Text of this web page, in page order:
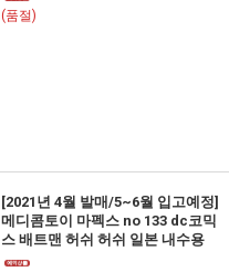
(품절)
[2021년 4월 발매/5~6월 입고예정]
메디콤토이 마펙스 no 133 dc코믹
스 배트맨 허쉬 허쉬 일본 내수용